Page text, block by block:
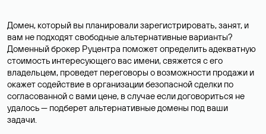
Домен, который вы планировали зарегистрировать, занят, и
вам не подходят свободные альтернативные варианты?
Доменный брокер Руцентра поможет определить адекватную
стоимость интересующего вас имени, свяжется с его
владельцем, проведет переговоры о возможности продажи и
окажет содействие в организации безопасной сделки по
согласованной с вами цене, в случае если договориться не
удалось — подберет альтернативные домены под ваши
задачи.